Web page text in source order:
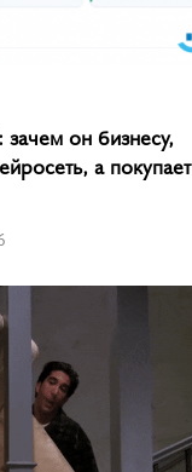
он бизнесу,
а покупает